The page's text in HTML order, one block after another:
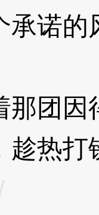
承诺的
团因
趁热